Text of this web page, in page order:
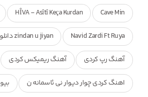
Cave Min
HÎVA - Asîtî Keça Kurdan
Navid Zardi Ft Ruya zindan u jiyan دانلود اهنگ
آهنگ رپ کردی آهنگ ریمیکس کردی
اهنگ کردی چوار دیوار نی ئاسمانه ن